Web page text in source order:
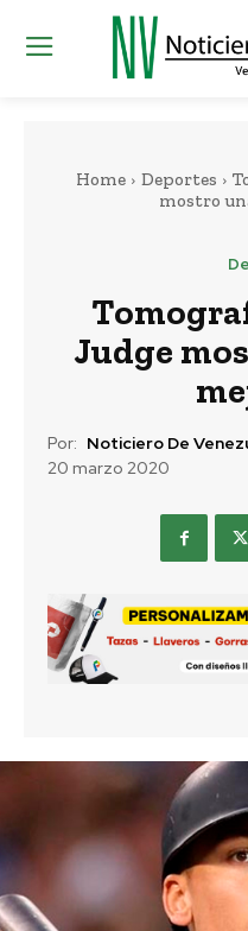
Home Deportes
mostro
Judge
Por: Noticiero De
20 marzo 2020